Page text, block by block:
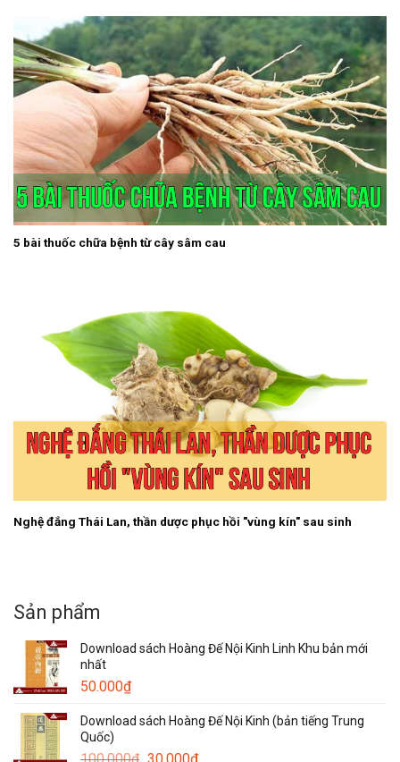
5 bài thuốc chữa bệnh từ cây sâm cau
Nghệ đắng Thái Lan, thần dược phục hồi "vùng kín" sau sinh
Sản phẩm
Download sách Hoàng Đế Nội Kinh Linh Khu bản mới
nhất
50.000₫
Download sách Hoàng Đế Nội Kinh (bản tiếng Trung
Quốc)
Giá Giá